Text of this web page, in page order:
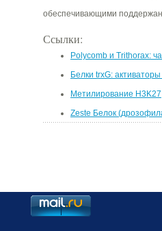
обеспечивающими
Ссылки:
Polycomb и Trithorax:
Белки trxG:
Метилирование H3K27
Zeste Белок